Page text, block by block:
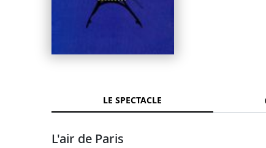
LE SPECTACLE
L'air de Paris